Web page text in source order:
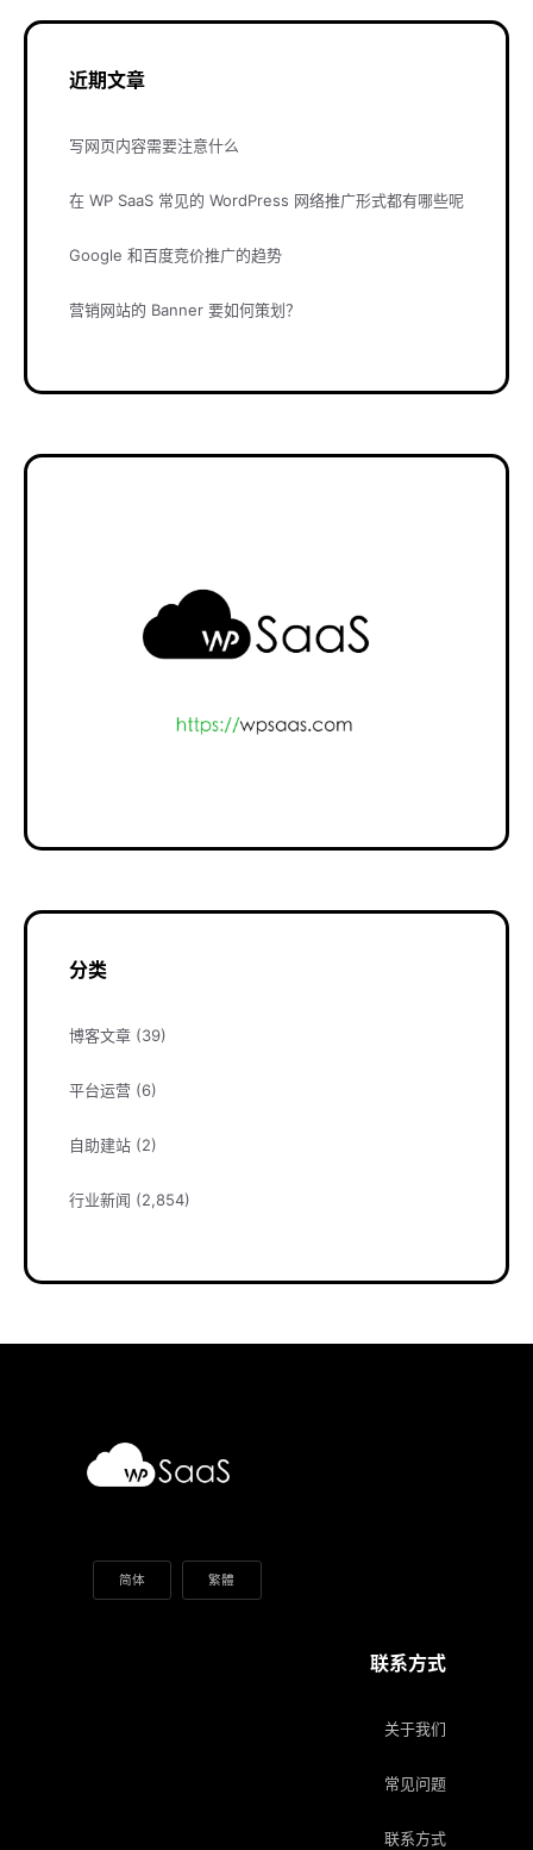
近期文章
写网页内容需要注意什么
在 WP SaaS 常见的 WordPress 网络推广形式都有哪些呢
Google 和百度竞价推广的趋势
营销网站的 Banner 要如何策划？
分类
博客文章 (39)
平台运营 (6)
自助建站 (2)
行业新闻 (2,854)
简体 繁體
联系方式
关于我们
常见问题
联系方式